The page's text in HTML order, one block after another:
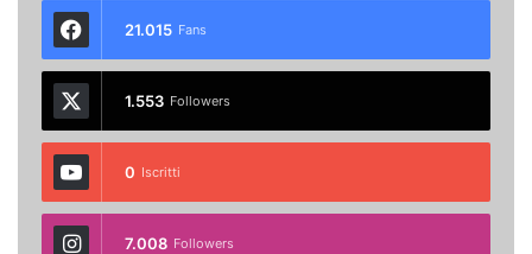
21.015 Fans
1.553 Followers
0 Iscritti
7.008 Followers